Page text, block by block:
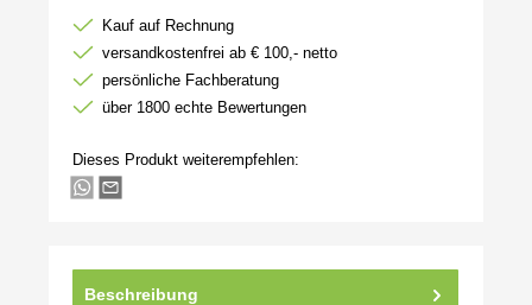
Kauf auf Rechnung
versandkostenfrei ab € 100,- netto
persönliche Fachberatung
über 1800 echte Bewertungen
Dieses Produkt weiterempfehlen:
Beschreibung